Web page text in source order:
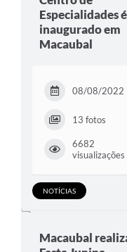
ContatoEspecialidades é
inaugurado em
Macaubal
08/08/2022
13 fotos
6682
visualizações
NOTÍCIAS
Macaubal